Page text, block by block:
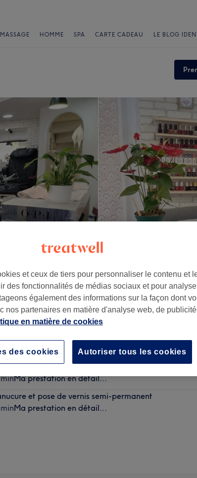
MASSAGE HOMME SPA CARTE CADEAU LE BLOG
Ma prestation en détail...
de vernis semi-permanent sur les mains
Ma prestation en détail...
et pose de vernis semi-permanent
Ma prestation en détail...
et ceux de tiers pour personnaliser le contenu et
des fonctionnalités de médias sociaux et pour
également des informations sur la façon dont
nos partenaires en matière d'analyse web, de
en matière de cookies
Autoriser tous les cookies
des cookies